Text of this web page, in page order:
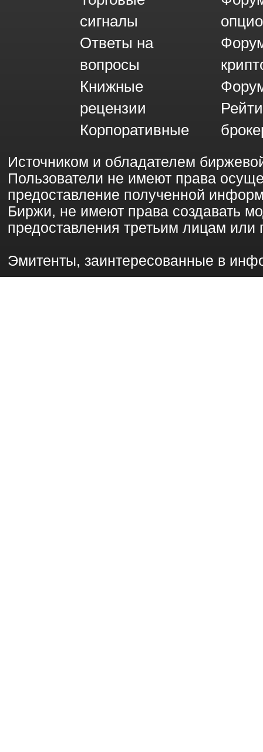
сигналы
Ответы на
вопросы
Книжные
рецензии
Корпоративные
Источником и обладателем
Пользователи не имеют права
предоставление полученной
Биржи, не имеют права создавать
предоставления третьим лицам или
Эмитенты, заинтересованные в